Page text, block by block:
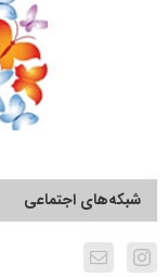
شبکه‌های اجتماعی